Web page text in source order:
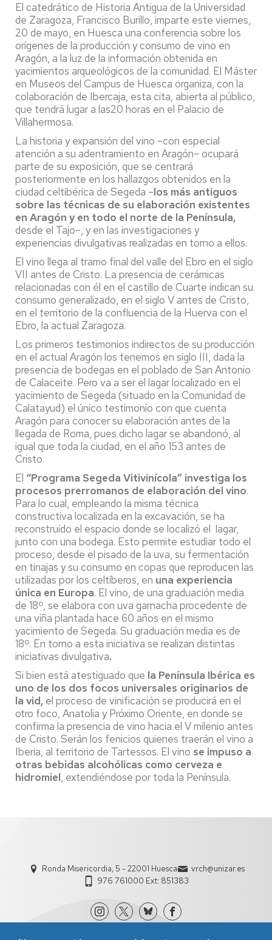
El catedrático de Historia Antigua de la Universidad
de Zaragoza, Francisco Burillo, imparte este viernes,
20 de mayo, en Huesca una conferencia sobre los
orígenes de la producción y consumo de vino en
Aragón, a la luz de la información obtenida en
yacimientos arqueológicos de la comunidad. El Máster
en Museos del Campus de Huesca organiza, con la
colaboración de Ibercaja, esta cita, abierta al público,
que tendrá lugar a las20 horas en el Palacio de
Villahermosa.
La historia y expansión del vino –con especial
atención a su adentramiento en Aragón– ocupará
parte de su exposición, que se centrará
posteriormente en los hallazgos obtenidos en la
ciudad celtibérica de Segeda –los más antiguos
sobre las técnicas de su elaboración existentes
en Aragón y en todo el norte de la Península,
desde el Tajo–, y en las investigaciones y
experiencias divulgativas realizadas en torno a ellos.
El vino llega al tramo final del valle del Ebro en el siglo
VII antes de Cristo. La presencia de cerámicas
relacionadas con él en el castillo de Cuarte indican su
consumo generalizado, en el siglo V antes de Cristo,
en el territorio de la confluencia de la Huerva con el
Ebro, la actual Zaragoza.
Los primeros testimonios indirectos de su producción
en el actual Aragón los tenemos en siglo III, dada la
presencia de bodegas en el poblado de San Antonio
de Calaceite. Pero va a ser el lagar localizado en el
yacimiento de Segeda (situado en la Comunidad de
Calatayud) el único testimonio con que cuenta
Aragón para conocer su elaboración antes de la
llegada de Roma, pues dicho lagar se abandonó, al
igual que toda la ciudad, en el año 153 antes de
Cristo.
El “Programa Segeda Vitivinícola” investiga los
procesos prerromanos de elaboración del vino.
Para lo cual, empleando la misma técnica
constructiva localizada en la excavación, se ha
reconstruido el espacio donde se localizó el lagar,
junto con una bodega. Esto permite estudiar todo el
proceso, desde el pisado de la uva, su fermentación
en tinajas y su consumo en copas que reproducen las
utilizadas por los celtíberos, en una experiencia
única en Europa. El vino, de una graduación media
de 18º, se elabora con uva garnacha procedente de
una viña plantada hace 60 años en el mismo
yacimiento de Segeda. Su graduación media es de
18º. En torno a esta iniciativa se realizan distintas
iniciativas divulgativa.
Si bien está atestiguado que la Península Ibérica es
uno de los dos focos universales originarios de
la vid, el proceso de vinificación se producirá en el
otro foco, Anatolia y Próximo Oriente, en donde se
confirma la presencia de vino hacia el V milenio antes
de Cristo. Serán los fenicios quienes traerán el vino a
Iberia, al territorio de Tartessos. El vino se impuso a
otras bebidas alcohólicas como cerveza e
hidromiel, extendiéndose por toda la Península.
Ronda Misericordia, 5 - 22001 Huesca
vrch@unizar.es
976 761000 Ext: 851383